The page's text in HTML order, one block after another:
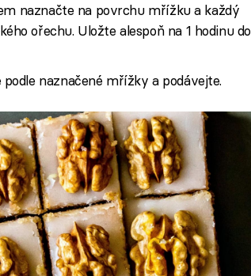
naznačte na povrchu mřížku a každý
ořechu. Uložte alespoň na 1 hodinu do
naznačené mřížky a podávejte.